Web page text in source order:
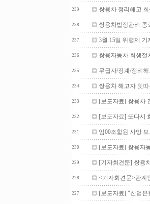
239 쌍용차 정리해고
238 쌍용차법정관리 종
237 3월 15일 위령제 기
236 쌍용자동차 회생절
235 무급자/징계/정리
234 쌍용차 해고자 잇
233 [보도자료] 쌍용차
232 [보도자료] 또다시
231 임00조합원 사망
230 [보도자료] 쌍용자
229 [기자회견문] 쌍용
228 <기자회견문>관계
227 [보도자료] "산업은